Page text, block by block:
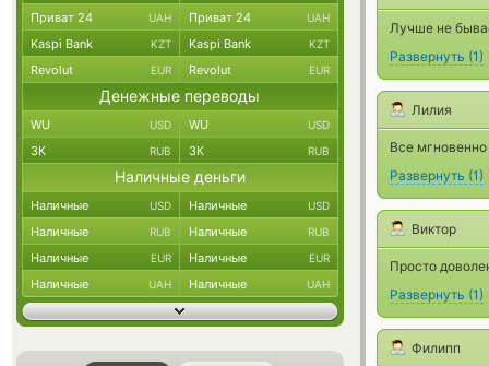
Лучше не
Развернуть (1)
Лилия
Все
Развернуть (1)
Виктор
Просто
Развернуть (1)
Филипп
Приват 24 UAH Приват 24 UAH
Kaspi Bank KZT Kaspi Bank KZT
Revolut EUR Revolut EUR
Денежные переводы
WU USD WU USD
ЗК RUB ЗК RUB
Наличные деньги
Наличные USD Наличные USD
Наличные RUB Наличные RUB
Наличные EUR Наличные EUR
Наличные UAH Наличные UAH